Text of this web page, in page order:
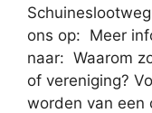
ons op: Meer
naar: Waarom
of vereniging?
worden van een